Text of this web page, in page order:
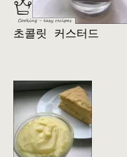
초콜릿 커스터드